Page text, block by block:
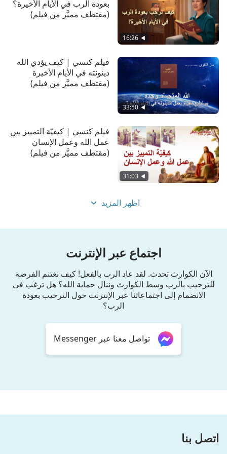
لاحقًا فهمًا لطبيعتها المخادعة عبر السعي إلى الحق
ووجدت الطريق لتصبح شخصًا صادقًا وشخصًا من ملكوت
الله...
16:26
بعودة الرب في الأيام الأخيرة؟
(مقتطف مميَّز من فيلم)
33:50
فيلم كنسي | كيف يؤدي الله
دينونته في الأيام الأخيرة
(مقتطف مميَّز من فيلم)
31:03
فيلم كنسي | كيفيّة التمييز بين
عمل الله وعمل الإنسان
(مقتطف مميَّز من فيلم)
اظهر المزيد
اجتماع عبر الإنترنت
الآن الكوارث تحدث. لقد عاد الرب بالفعل! كيف نغتنم الفرصة
للترحيب بالرب وسط الكوارث وننال حماية الله؟ هل ترغب في
الانضمام إلى اجتماعاتنا عبر الإنترنت حول الترحيب بعودة
الرب؟
تواصل معنا عبر Messenger
اتصل بنا